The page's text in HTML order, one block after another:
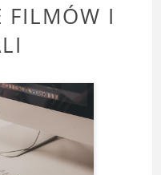
FILMÓW I